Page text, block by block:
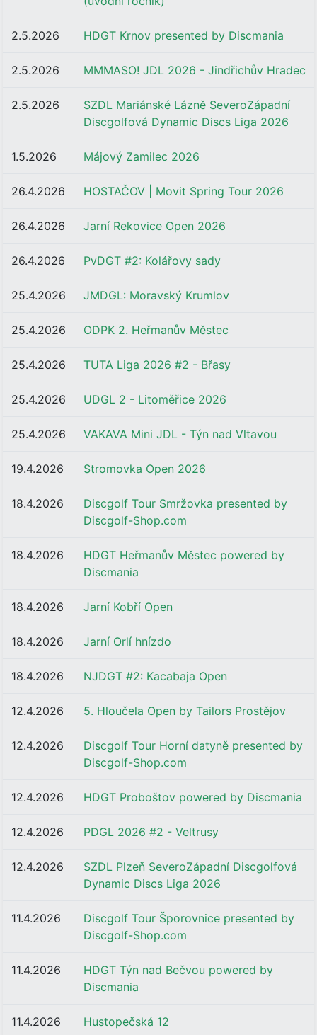
2.5.2026 HDGT Krnov presented by Discmania
2.5.2026 MMMASO! JDL 2026 - Jindřichův Hradec
2.5.2026
SZDL Mariánské Lázně SeveroZápadní
Discgolfová Dynamic Discs Liga 2026
1.5.2026 Májový Zamilec 2026
26.4.2026 HOSTAČOV | Movit Spring Tour 2026
26.4.2026 Jarní Rekovice Open 2026
26.4.2026 PvDGT #2: Kolářovy sady
25.4.2026 JMDGL: Moravský Krumlov
25.4.2026 ODPK 2. Heřmanův Městec
25.4.2026 TUTA Liga 2026 #2 - Břasy
25.4.2026 UDGL 2 - Litoměřice 2026
25.4.2026 VAKAVA Mini JDL - Týn nad Vltavou
19.4.2026 Stromovka Open 2026
18.4.2026
Discgolf Tour Smržovka presented by
Discgolf-Shop.com
18.4.2026
HDGT Heřmanův Městec powered by
Discmania
18.4.2026 Jarní Kobří Open
18.4.2026 Jarní Orlí hnízdo
18.4.2026 NJDGT #2: Kacabaja Open
12.4.2026 5. Hloučela Open by Tailors Prostějov
12.4.2026
Discgolf Tour Horní datyně presented by
Discgolf-Shop.com
12.4.2026 HDGT Proboštov powered by Discmania
12.4.2026 PDGL 2026 #2 - Veltrusy
12.4.2026
SZDL Plzeň SeveroZápadní Discgolfová
Dynamic Discs Liga 2026
11.4.2026
Discgolf Tour Šporovnice presented by
Discgolf-Shop.com
11.4.2026
HDGT Týn nad Bečvou powered by
Discmania
11.4.2026 Hustopečská 12